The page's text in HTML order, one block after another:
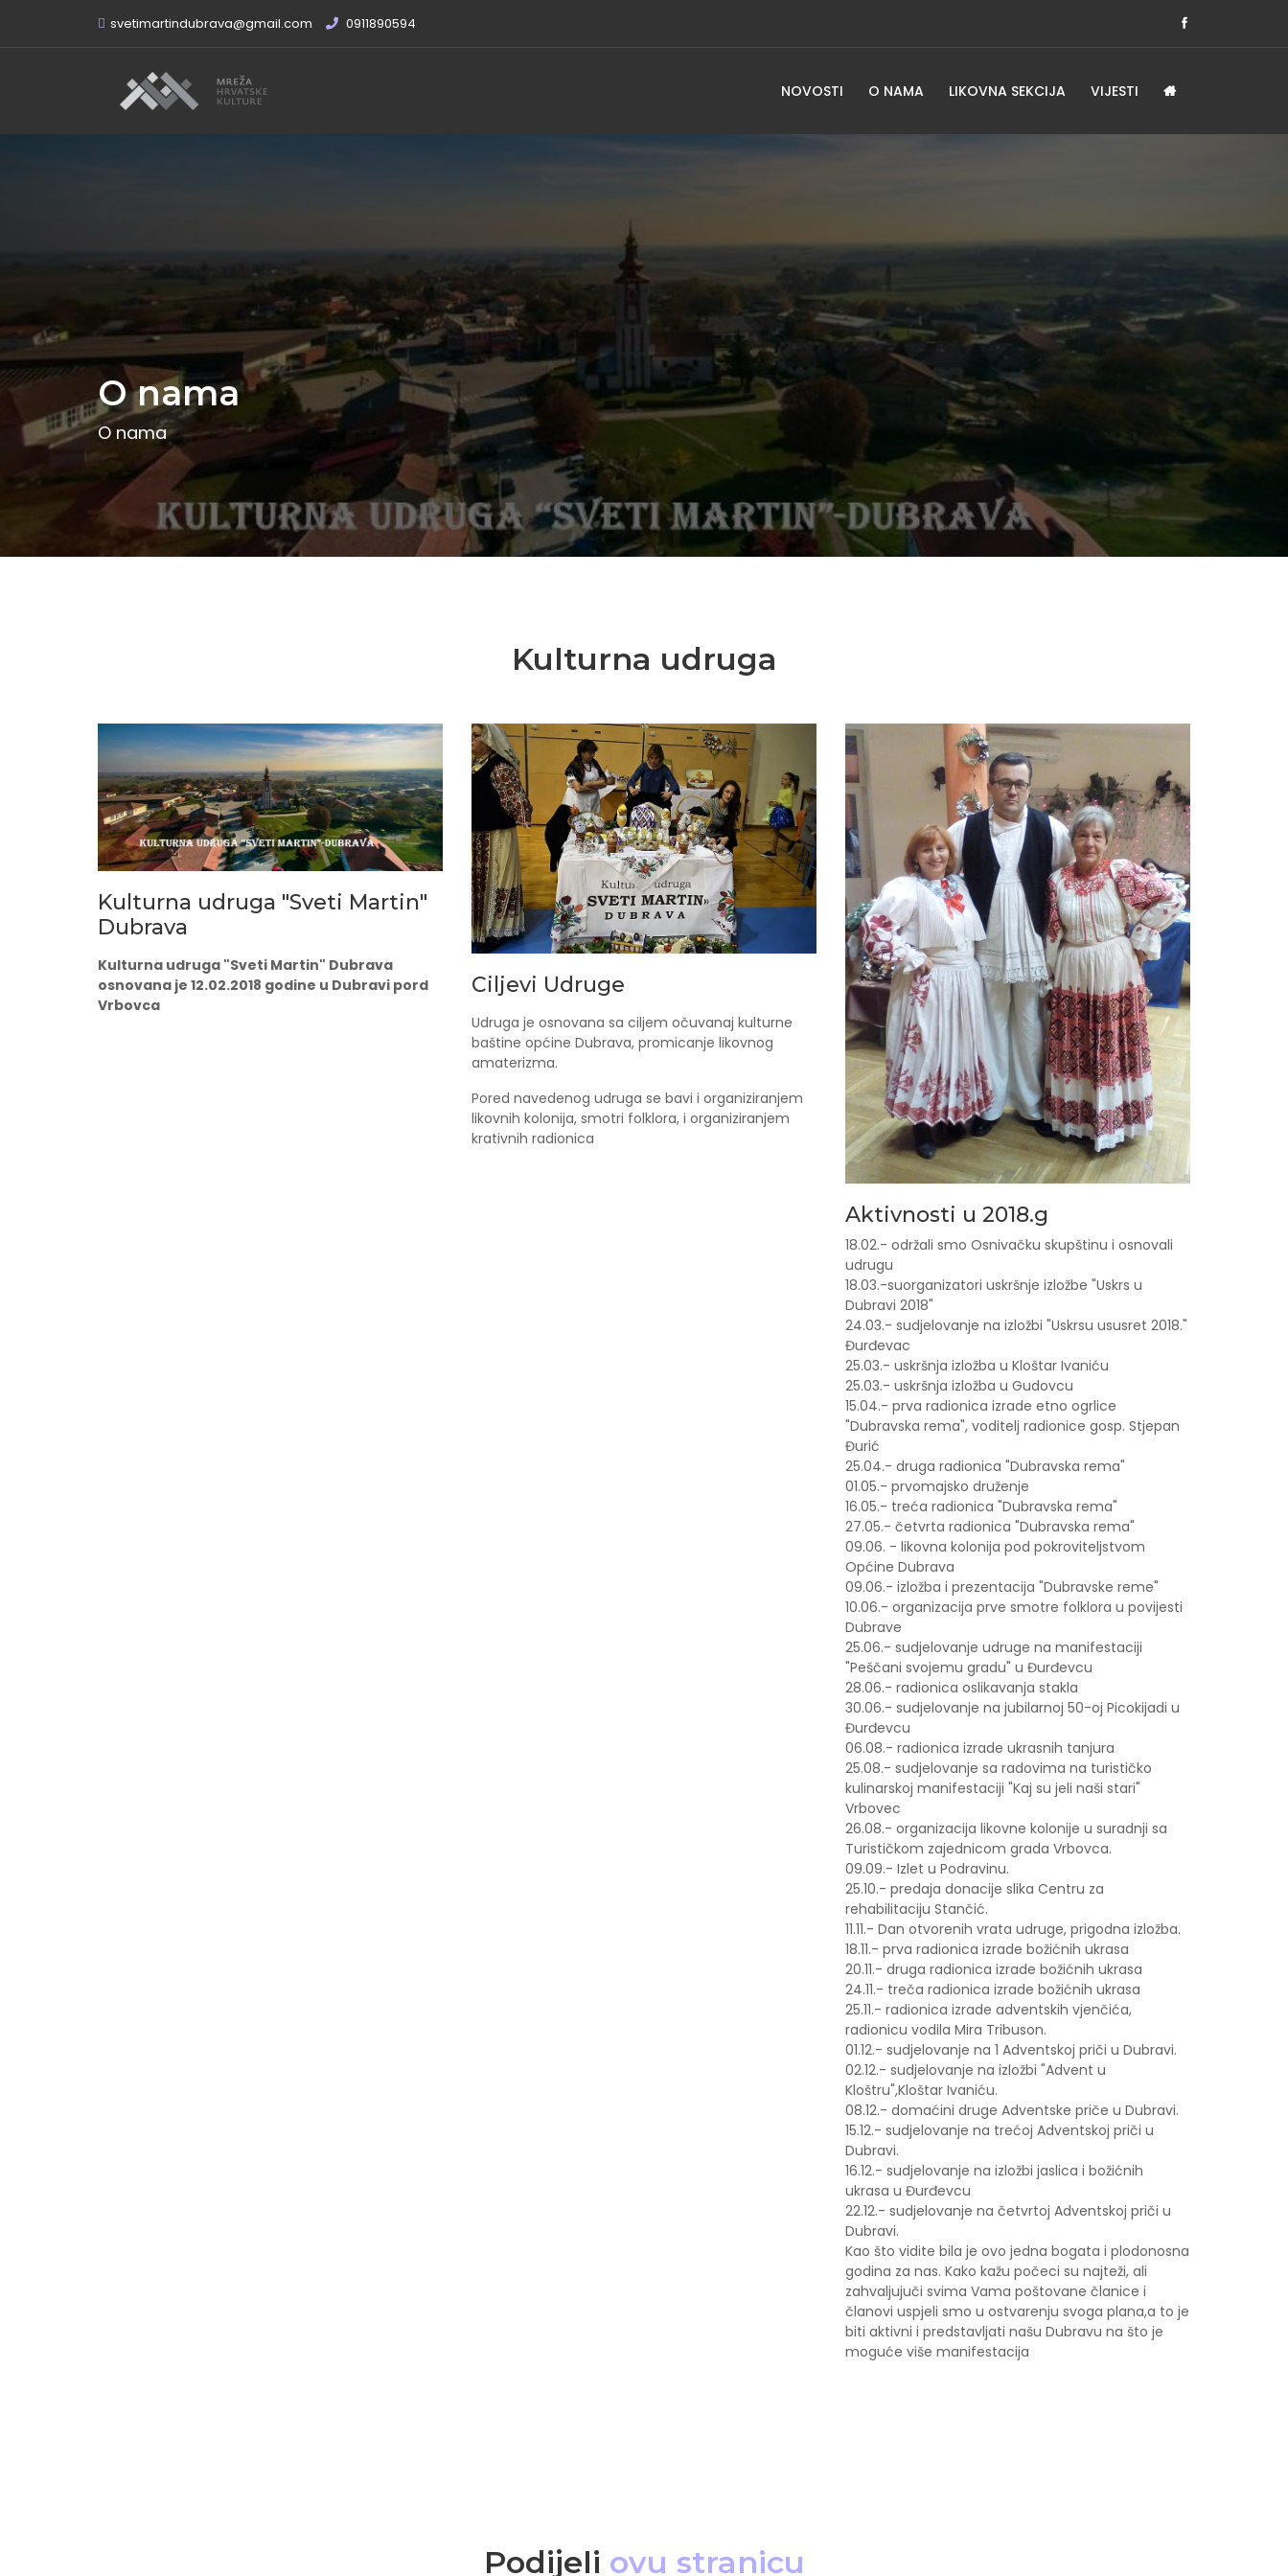
svetimartindubrava@gmail.com 0911890594
NOVOSTI O NAMA LIKOVNA SEKCIJA VIJESTI
O nama
O nama
Kulturna udruga
Kulturna udruga "Sveti Martin"
Dubrava
Kulturna udruga "Sveti Martin" Dubrava
osnovana je 12.02.2018 godine u Dubravi pord
Vrbovca
Ciljevi Udruge
Udruga je osnovana sa ciljem očuvanaj kulturne
baštine općine Dubrava, promicanje likovnog
amaterizma.
Pored navedenog udruga se bavi i organiziranjem
likovnih kolonija, smotri folklora, i organiziranjem
krativnih radionica
Aktivnosti u 2018.g
18.02.- održali smo Osnivačku skupštinu i osnovali
udrugu
18.03.-suorganizatori uskršnje izložbe "Uskrs u
Dubravi 2018"
24.03.- sudjelovanje na izložbi "Uskrsu ususret 2018."
Đurđevac
25.03.- uskršnja izložba u Kloštar Ivaniću
25.03.- uskršnja izložba u Gudovcu
15.04.- prva radionica izrade etno ogrlice
"Dubravska rema", voditelj radionice gosp. Stjepan
Đurić
25.04.- druga radionica "Dubravska rema"
01.05.- prvomajsko druženje
16.05.- treća radionica "Dubravska rema"
27.05.- četvrta radionica "Dubravska rema"
09.06. - likovna kolonija pod pokroviteljstvom
Općine Dubrava
09.06.- izložba i prezentacija "Dubravske reme"
10.06.- organizacija prve smotre folklora u povijesti
Dubrave
25.06.- sudjelovanje udruge na manifestaciji
"Peščani svojemu gradu" u Đurđevcu
28.06.- radionica oslikavanja stakla
30.06.- sudjelovanje na jubilarnoj 50-oj Picokijadi u
Đurđevcu
06.08.- radionica izrade ukrasnih tanjura
25.08.- sudjelovanje sa radovima na turističko
kulinarskoj manifestaciji "Kaj su jeli naši stari"
Vrbovec
26.08.- organizacija likovne kolonije u suradnji sa
Turističkom zajednicom grada Vrbovca.
09.09.- Izlet u Podravinu.
25.10.- predaja donacije slika Centru za
rehabilitaciju Stančić.
11.11.- Dan otvorenih vrata udruge, prigodna izložba.
18.11.- prva radionica izrade božićnih ukrasa
20.11.- druga radionica izrade božićnih ukrasa
24.11.- treča radionica izrade božićnih ukrasa
25.11.- radionica izrade adventskih vjenčića,
radionicu vodila Mira Tribuson.
01.12.- sudjelovanje na 1 Adventskoj priči u Dubravi.
02.12.- sudjelovanje na izložbi "Advent u
Kloštru",Kloštar Ivaniću.
08.12.- domaćini druge Adventske priče u Dubravi.
15.12.- sudjelovanje na trećoj Adventskoj priči u
Dubravi.
16.12.- sudjelovanje na izložbi jaslica i božićnih
ukrasa u Đurđevcu
22.12.- sudjelovanje na četvrtoj Adventskoj priči u
Dubravi.
Kao što vidite bila je ovo jedna bogata i plodonosna
godina za nas. Kako kažu počeci su najteži, ali
zahvaljujuči svima Vama poštovane članice i
članovi uspjeli smo u ostvarenju svoga plana,a to je
biti aktivni i predstavljati našu Dubravu na što je
moguće više manifestacija
Podijeli ovu stranicu